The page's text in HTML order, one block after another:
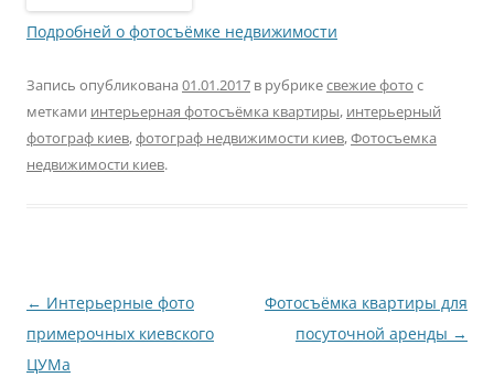
Подробней о фотосъёмке недвижимости
Запись опубликована 01.01.2017 в рубрикесвежие фото с
метками интерьерная фотосъёмка квартиры, интерьерный
фотограф киев,фотограф недвижимости киев,Фотосъемка
недвижимости киев.
Навигация
по
записям
← Интерьерные фото
примерочных киевского
ЦУМа
Фотосъёмка квартиры для
посуточной аренды →